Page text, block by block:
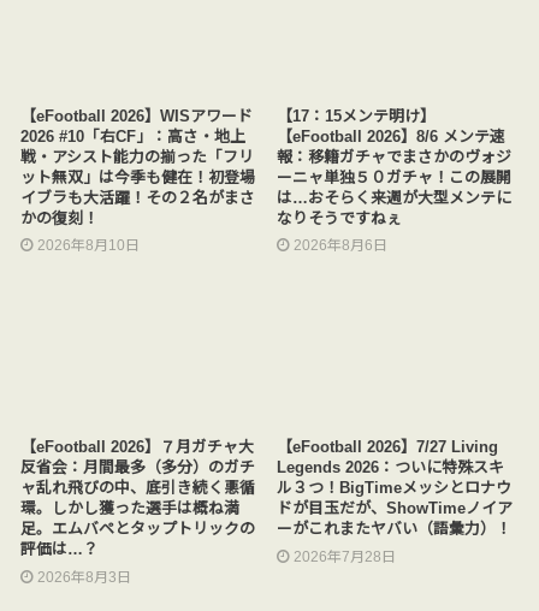
【eFootball 2026】WISアワード
2026 #10「右CF」：高さ・地上
戦・アシスト能力の揃った「フリ
ット無双」は今季も健在！初登場
イブラも大活躍！その２名がまさ
かの復刻！
2026年8月10日
【17：15メンテ明け】
【eFootball 2026】8/6 メンテ速
報：移籍ガチャでまさかのヴォジ
ーニャ単独５０ガチャ！この展開
は…おそらく来週が大型メンテに
なりそうですねぇ
2026年8月6日
【eFootball 2026】７月ガチャ大
反省会：月間最多（多分）のガチ
ャ乱れ飛びの中、底引き続く悪循
環。しかし獲った選手は概ね満
足。エムバペとタップトリックの
評価は…？
2026年8月3日
【eFootball 2026】7/27 Living
Legends 2026：ついに特殊スキ
ル３つ！BigTimeメッシとロナウ
ドが目玉だが、ShowTimeノイア
ーがこれまたヤバい（語彙力）！
2026年7月28日